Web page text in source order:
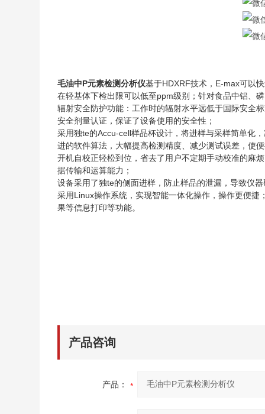
毛油中P元素检测分析仪基于HDXRF技术，E-max可以
在轻基体下检出限可以低至ppm级别；针对食品中铝、
辐射安全防护功能：工作时的辐射水平远低于国际安全
安全剂量认证，保证了设备使用的安全性；
采用独te的Accu-cell样品杯设计，将进样与采样简单化
进的软件算法，大幅提高检测精度、减少测试误差，使
开机自校正轻松到位，省去了用户不定期手动校准的麻
据传输和运算能力；
设备采用了独te的侧面进样，防止样品的泄漏，导致仪
采用Linux操作系统，实现智能一体化操作，操作更便
果等信息打印等功能。
产品咨询
产品：